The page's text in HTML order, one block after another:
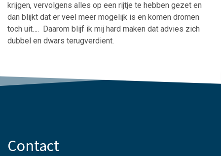
krijgen, vervolgens alles op een rijtje te hebben gezet en
dan blijkt dat er veel meer mogelijk is en komen dromen
toch uit…. Daarom blijf ik mij hard maken dat advies zich
dubbel en dwars terugverdient.
Contact